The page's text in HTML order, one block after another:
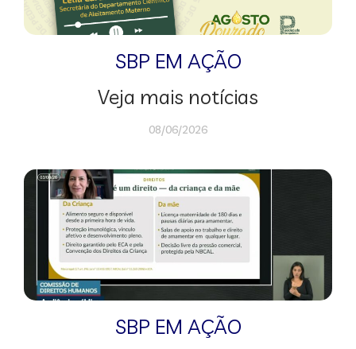
SBP EM AÇÃO
Veja mais notícias
08/06/2026
SBP EM AÇÃO